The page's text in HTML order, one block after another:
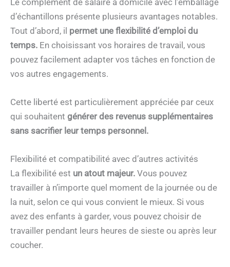
d’échantillons présente plusieurs avantages notables.
Tout d’abord, il permet une flexibilité d’emploi du
temps. En choisissant vos horaires de travail, vous
pouvez facilement adapter vos tâches en fonction de
vos autres engagements.
Cette liberté est particulièrement appréciée par ceux
qui souhaitent générer des revenus supplémentaires
sans sacrifier leur temps personnel.
Flexibilité et compatibilité avec d’autres activités
La flexibilité est un atout majeur. Vous pouvez
travailler à n’importe quel moment de la journée ou de
la nuit, selon ce qui vous convient le mieux. Si vous
avez des enfants à garder, vous pouvez choisir de
travailler pendant leurs heures de sieste ou après leur
coucher.